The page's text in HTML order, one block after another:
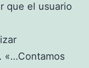
que el usuario
«…Contamos